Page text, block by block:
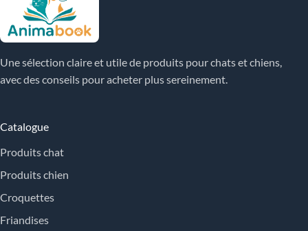
Une sélection claire et utile de produits pour chats et chiens,
avec des conseils pour acheter plus sereinement.
Catalogue
Produits chat
Produits chien
Croquettes
Friandises